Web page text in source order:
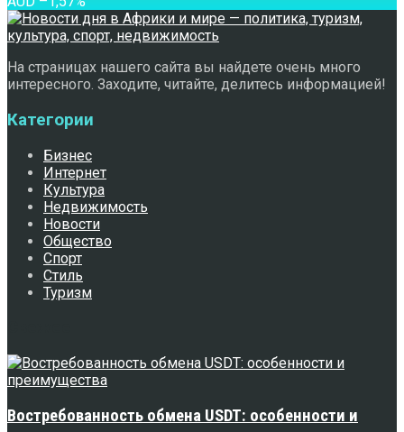
На страницах нашего сайта вы найдете очень много
интересного. Заходите, читайте, делитесь информацией!
Категории
Бизнес
Интернет
Культура
Недвижимость
Новости
Общество
Спорт
Стиль
Туризм
Востребованность обмена USDT: особенности и